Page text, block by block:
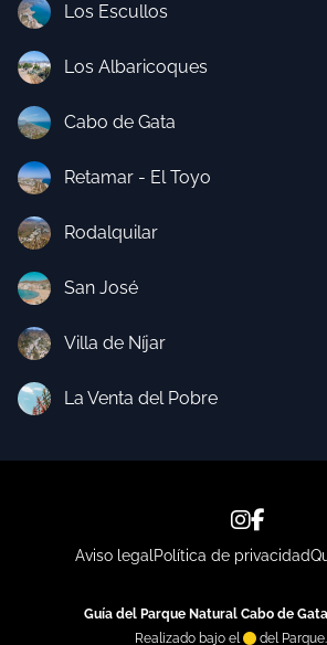
Los Escullos
Los Albaricoques
Cabo de Gata
Retamar - El Toyo
Rodalquilar
San José
Villa de Níjar
La Venta del Pobre
Aviso legal Política de privacidad
Guía del Parque Natural Cabo de
Realizado bajo el
del Parque.